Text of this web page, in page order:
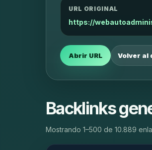
URL ORIGINAL
https://
Abrir URL Volver al
Backlinks
Mostrando 1–500 de 10.889